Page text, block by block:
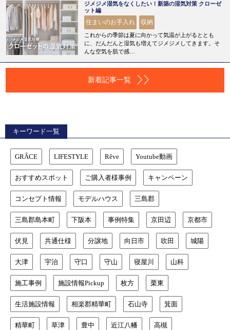
ジメジメ湿気をなくしたい！新築の湿気対策 クローゼ
ット編
住まいのお手入れ 収納
これからの季節は夏に向かって気温が上がるととも
に、だんだんと湿気も増えてジメジメしてきます。そ
んな空気を肌で感…
新着記事一覧
キーワード一覧
GRÂCE LIFESTYLE Rêve Youtube動画
おすすめスポット ご購入者様事例 キャンペーン
コンセプト情報 モデルハウス 三島郡
三島郡島本町 下阪本 事例特集 京田辺 京都市
伏見 共通仕様 分譲地 向日市 吹田 城陽
大津 宇治 守口 守山 寝屋川 山科
施工事例 施設情報Pickup 枚方 栗東
生活施設情報 相楽郡精華町 石山寺 箕面
精華町 草津 豊中 近江八幡 高槻